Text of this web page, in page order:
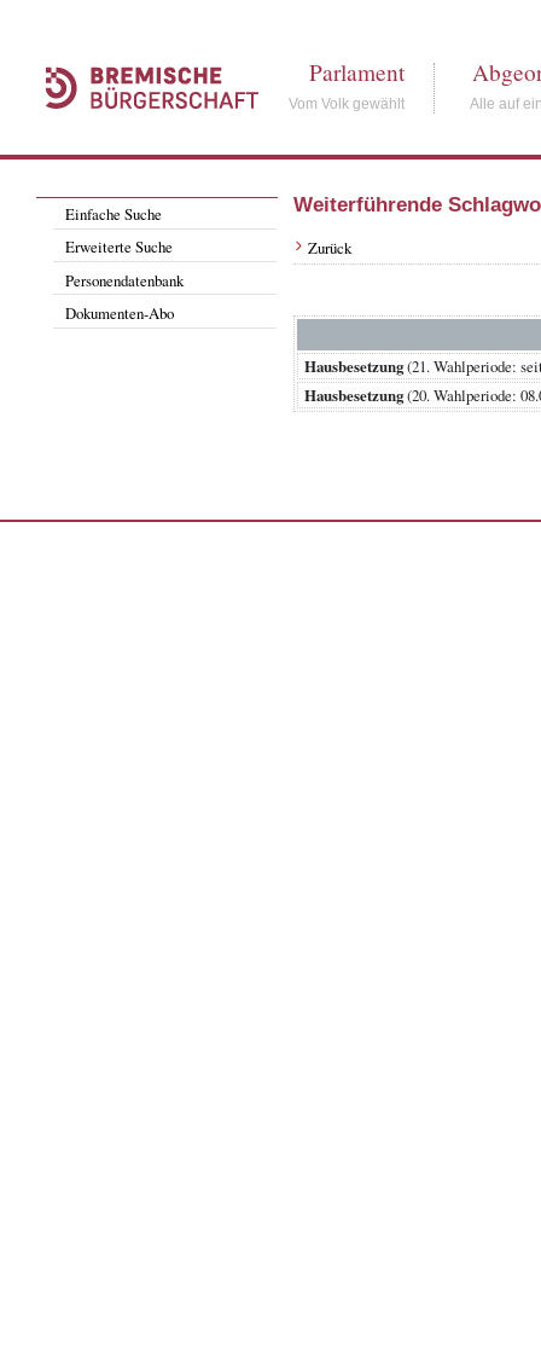
Parlament
Vom Volk gewählt Alle auf
Einfache Suche
Erweiterte Suche
Personendatenbank
Dokumenten-Abo
Weiterführende
Zurück
Hausbesetzung(21.
Hausbesetzung(20. Wahlperiode: